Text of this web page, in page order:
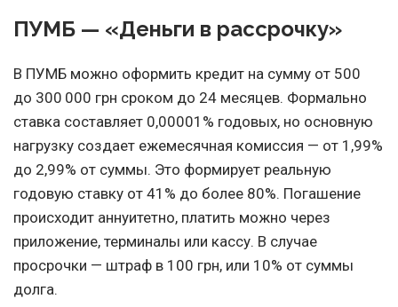
ПУМБ — «Деньги в рассрочку»
В ПУМБ можно оформить кредит на сумму от 500
до 300 000 грн сроком до 24 месяцев. Формально
ставка составляет 0,00001% годовых, но основную
нагрузку создает ежемесячная комиссия — от 1,99%
до 2,99% от суммы. Это формирует реальную
годовую ставку от 41% до более 80%. Погашение
происходит аннуитетно, платить можно через
приложение, терминалы или кассу. В случае
просрочки — штраф в 100 грн, или 10% от суммы
долга.